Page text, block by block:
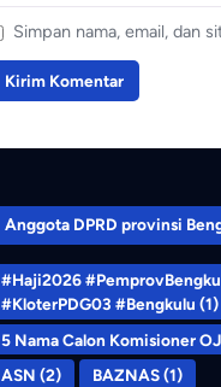
Simpan nama, email, dan
Anggota DPRD provinsi
#Haji2026
#KloterPDG03 #Bengkulu (1)
5 Nama Calon Komisioner
ASN (2) BAZNAS(1)